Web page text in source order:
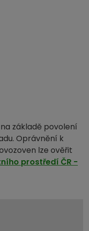
základě povolení
Oprávnění k
lze ověřit
prostředí ČR -